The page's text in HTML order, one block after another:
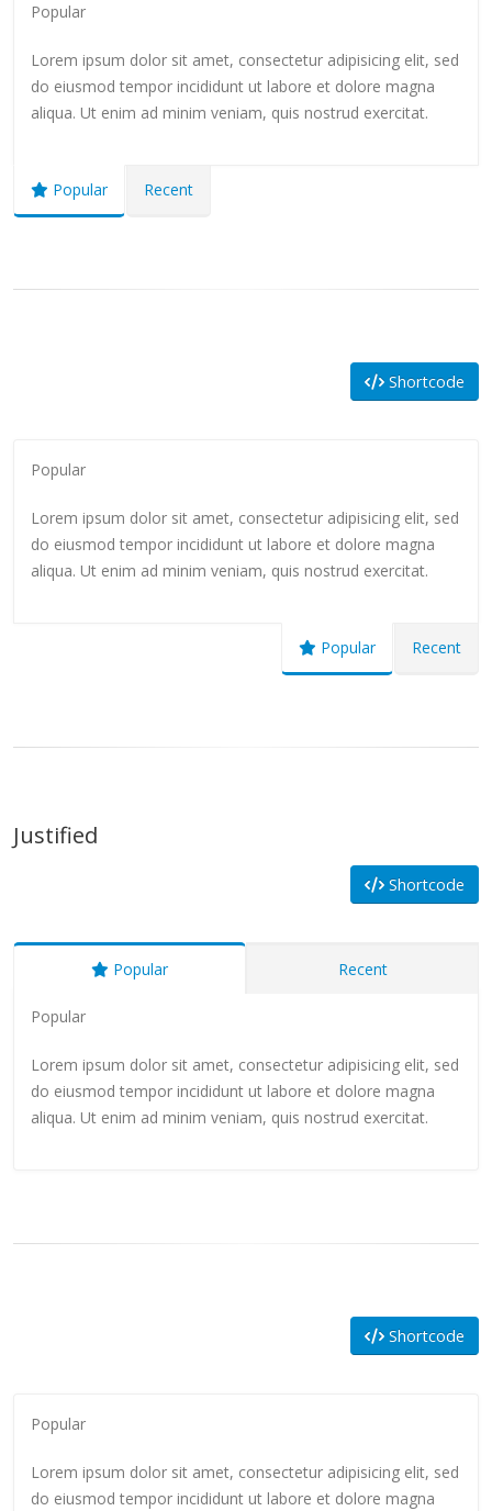
Popular
Lorem ipsum dolor sit amet, consectetur adipisicing elit, sed
do eiusmod tempor incididunt ut labore et dolore magna
aliqua. Ut enim ad minim veniam, quis nostrud exercitat.
Popular Recent
Shortcode
Popular
Lorem ipsum dolor sit amet, consectetur adipisicing elit, sed
do eiusmod tempor incididunt ut labore et dolore magna
aliqua. Ut enim ad minim veniam, quis nostrud exercitat.
Popular Recent
Justified
Shortcode
Popular Recent
Popular
Lorem ipsum dolor sit amet, consectetur adipisicing elit, sed
do eiusmod tempor incididunt ut labore et dolore magna
aliqua. Ut enim ad minim veniam, quis nostrud exercitat.
Shortcode
Popular
Lorem ipsum dolor sit amet, consectetur adipisicing elit, sed
do eiusmod tempor incididunt ut labore et dolore magna